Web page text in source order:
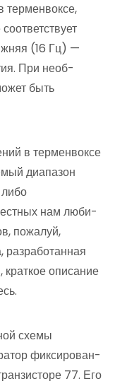
терменвоксе,
(16 Гц) —
При необ­
быть
в терменвоксе
диа­пазон
нам люби­
пожалуй,
разработанная
описание
схемы
фиксирован­
77. Его